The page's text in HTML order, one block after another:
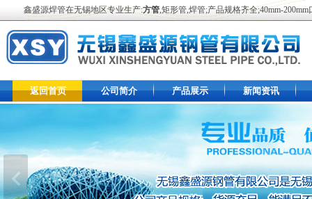
鑫盛源焊管在无锡地区专业生产:方管,矩形管,焊管;产品规格齐全;40mm-
返回首页 公司简介 产品展示 新闻资讯